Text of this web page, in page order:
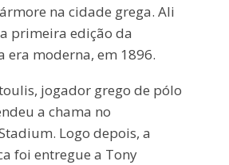
na cidade grega. Ali
primeira edição da
era moderna, em 1896.
jogador grego de pólo
a chama no
Logo depois, a
foi entregue a Tony